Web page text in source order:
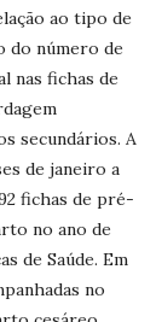
ao tipo de
do número de
nas fichas de
secundários. A
de janeiro a
fichas de pré-
no ano de
de Saúde. Em
no